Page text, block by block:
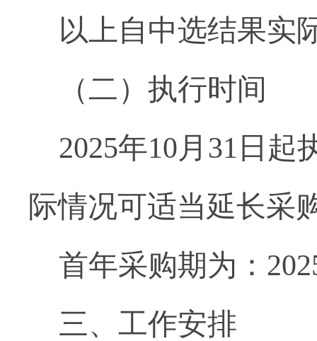
以上自中选结果实
（二）执行时间
2025年10月 31 日起
际情况可适当延长采
首年采购期为：
三、 工作安排